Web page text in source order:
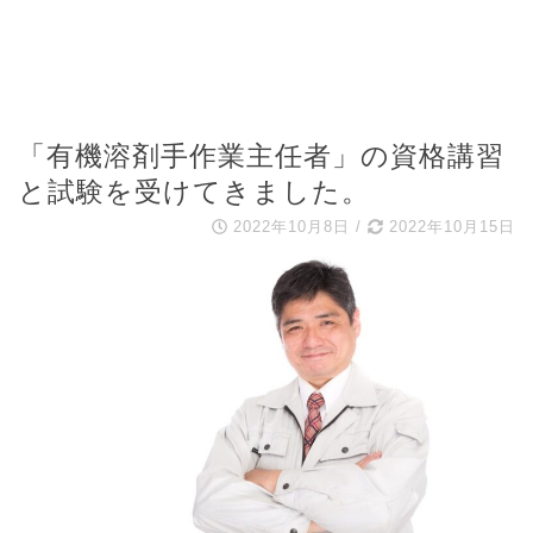
「有機溶剤手作業主任者」の資格講習
と試験を受けてきました。
2022年10月8日 / 2022年10月15日